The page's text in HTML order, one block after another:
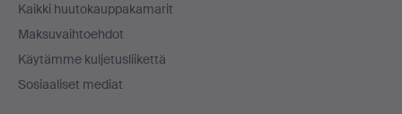
Kaikki huutokauppakamarit
Maksuvaihtoehdot
Käytämme kuljetusliikettä
Sosiaaliset mediat